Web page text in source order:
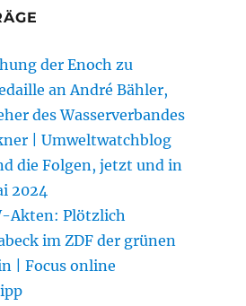
der Enoch zu
an André Bähler,
des Wasserverbandes
| Umweltwatchblog
die Folgen, jetzt und in
2024
Akten: Plötzlich
im ZDF der grünen
| Focus online